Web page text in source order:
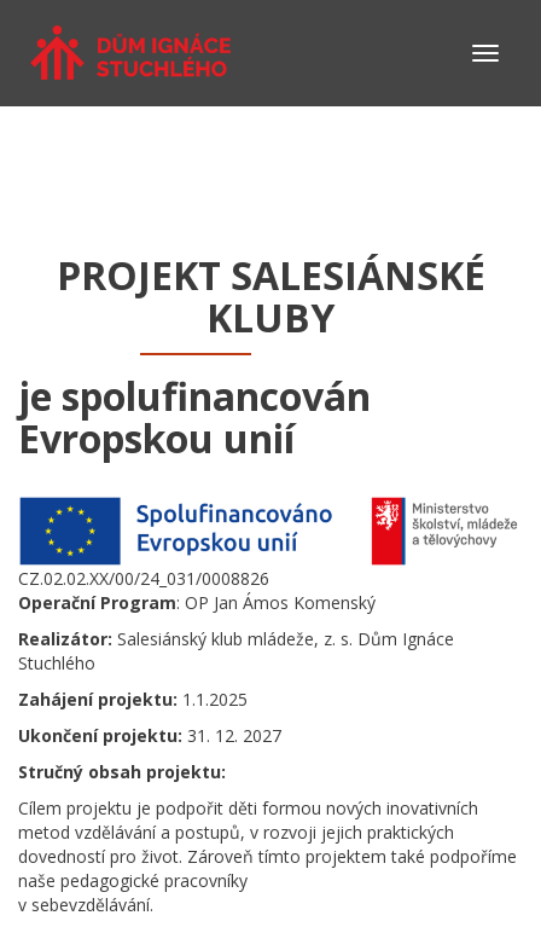
PROJEKT SALESIÁNSKÉ
KLUBY
je spolufinancován
Evropskou unií
CZ.02.02.XX/00/24_031/0008826
Operační Program: OP Jan Ámos Komenský
Realizátor: Salesiánský klub mládeže, z. s. Dům Ignáce
Stuchlého
Zahájení projektu: 1.1.2025
Ukončení projektu: 31. 12. 2027
Stručný obsah projektu:
Cílem projektu je podpořit děti formou nových inovativních
metod vzdělávání a postupů, v rozvoji jejich praktických
dovedností pro život. Zároveň tímto projektem také podpoříme
naše pedagogické pracovníky
v sebevzdělávání.